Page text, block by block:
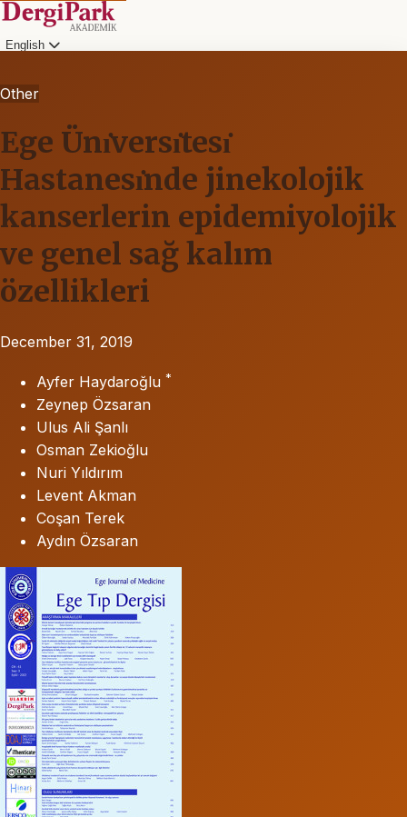
English
Other
Ege Ünı̇versı̇tesı̇
Hastanesı̇nde jinekolojik
kanserlerin epidemiyolojik
ve genel sağ kalım
özellikleri
December 31, 2019
Ayfer Haydaroğlu *
Zeynep Özsaran
Ulus Ali Şanlı
Osman Zekioğlu
Nuri Yıldırım
Levent Akman
Coşan Terek
Aydın Özsaran